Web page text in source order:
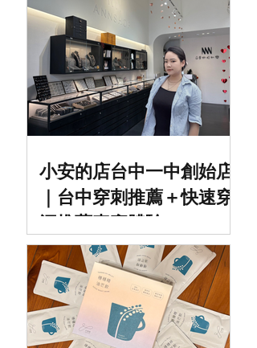
小安的店台中一中創始店
｜台中穿刺推薦＋快速穿
洞推薦真實體驗